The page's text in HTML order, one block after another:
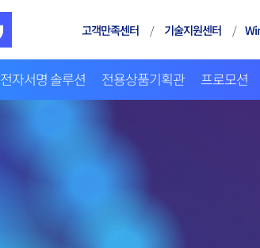
고객만족센터 / 기술지원센터 /
전자서명 솔루션 전용상품기획관 프로모션